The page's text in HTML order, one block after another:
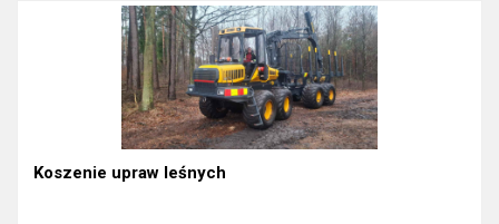
Koszenie upraw leśnych